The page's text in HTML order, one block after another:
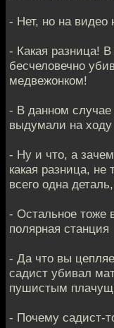
- Нет, но на видео
- Какая разница!
бесчеловечно
медвежонком!
- В данном случае
выдумали на ходу
- Ну и что, а
какая разница, не
всего одна
- Остальное тоже
полярная станция
- Да что вы
садист убивал
пушистым
- Почему садист-